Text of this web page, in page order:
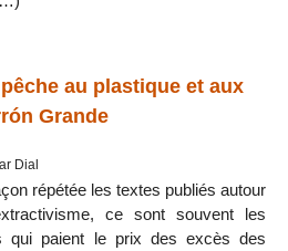
au plastique et aux
Grande
Dial
répétée les textes publiés autour
ce sont souvent les
qui paient le prix des excès des